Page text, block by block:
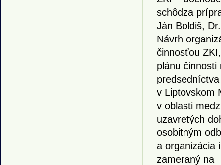
schôdza
Ján Boldiš,
Návrh
činnosťou
plánu činnosti
v Liptovskom
v oblasti
uzavretých
osobitným
a organizácia
zameraný na